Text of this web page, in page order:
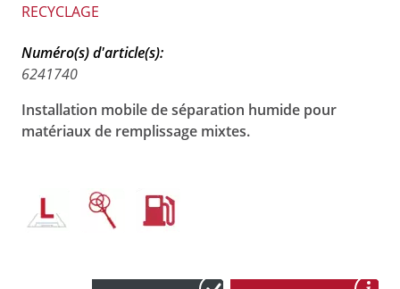
RECYCLAGE
Numéro(s) d'article(s):
6241740
Installation mobile de séparation humide pour
matériaux de remplissage mixtes.